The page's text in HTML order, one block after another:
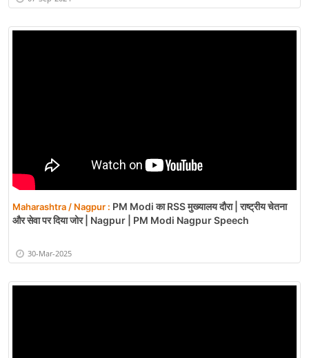
Maharashtra / Nagpur : PM Modi का RSS मुख्यालय दौरा | राष्ट्रीय चेतना
और सेवा पर दिया जोर | Nagpur | PM Modi Nagpur Speech
30-Mar-2025